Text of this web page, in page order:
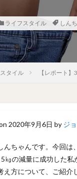
ライフスタイル しん
タイル 【レポート
2020年9月6日 by ジ
んちゃんです。今回は
㎏の減量に成功した私
え方について、ご紹介